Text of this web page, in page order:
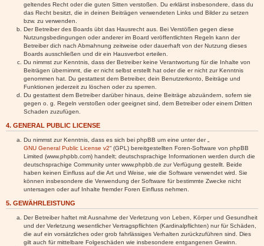
geltendes Recht oder die guten Sitten verstoßen. Du erklärst insbesondere, dass du
das Recht besitzt, die in deinen Beiträgen verwendeten Links und Bilder zu setzen
bzw. zu verwenden.
Der Betreiber des Boards übt das Hausrecht aus. Bei Verstößen gegen diese
Nutzungsbedingungen oder anderer im Board veröffentlichten Regeln kann der
Betreiber dich nach Abmahnung zeitweise oder dauerhaft von der Nutzung dieses
Boards ausschließen und dir ein Hausverbot erteilen.
Du nimmst zur Kenntnis, dass der Betreiber keine Verantwortung für die Inhalte von
Beiträgen übernimmt, die er nicht selbst erstellt hat oder die er nicht zur Kenntnis
genommen hat. Du gestattest dem Betreiber, dein Benutzerkonto, Beiträge und
Funktionen jederzeit zu löschen oder zu sperren.
Du gestattest dem Betreiber darüber hinaus, deine Beiträge abzuändern, sofern sie
gegen o. g. Regeln verstoßen oder geeignet sind, dem Betreiber oder einem Dritten
Schaden zuzufügen.
4. GENERAL PUBLIC LICENSE
Du nimmst zur Kenntnis, dass es sich bei phpBB um eine unter der „
GNU General Public License v2“ (GPL) bereitgestellten Foren-Software von phpBB
Limited (www.phpbb.com) handelt; deutschsprachige Informationen werden durch die
deutschsprachige Community unter www.phpbb.de zur Verfügung gestellt. Beide
haben keinen Einfluss auf die Art und Weise, wie die Software verwendet wird. Sie
können insbesondere die Verwendung der Software für bestimmte Zwecke nicht
untersagen oder auf Inhalte fremder Foren Einfluss nehmen.
5. GEWÄHRLEISTUNG
Der Betreiber haftet mit Ausnahme der Verletzung von Leben, Körper und Gesundheit
und der Verletzung wesentlicher Vertragspflichten (Kardinalpflichten) nur für Schäden,
die auf ein vorsätzliches oder grob fahrlässiges Verhalten zurückzuführen sind. Dies
gilt auch für mittelbare Folgeschäden wie insbesondere entgangenen Gewinn.